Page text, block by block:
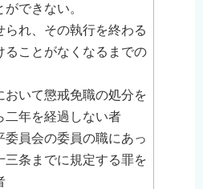
できない。
れ、その執行を終わる
ることがなくなるまでの
いて懲戒免職の処分を
二年を経過しない者
員会の委員の職にあっ
三条までに規定する罪を